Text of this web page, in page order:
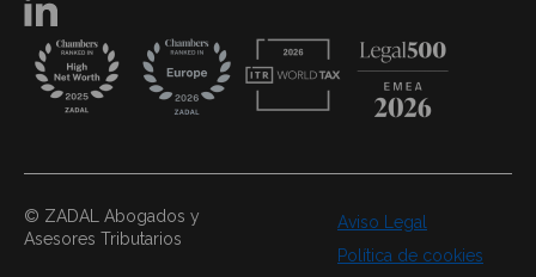
© ZADAL Abogados y
Asesores Tributarios
Aviso Legal
Política de cookies